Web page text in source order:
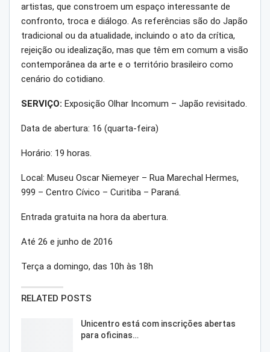
artistas, que constroem um espaço interessante de
confronto, troca e diálogo. As referências são do Japão
tradicional ou da atualidade, incluindo o ato da crítica,
rejeição ou idealização, mas que têm em comum a visão
contemporânea da arte e o território brasileiro como
cenário do cotidiano.
SERVIÇO: Exposição Olhar Incomum – Japão revisitado.
Data de abertura: 16 (quarta-feira)
Horário: 19 horas.
Local: Museu Oscar Niemeyer – Rua Marechal Hermes,
999 – Centro Cívico – Curitiba – Paraná.
Entrada gratuita na hora da abertura.
Até 26 e junho de 2016
Terça a domingo, das 10h às 18h
RELATED POSTS
Unicentro está com inscrições abertas
para oficinas…